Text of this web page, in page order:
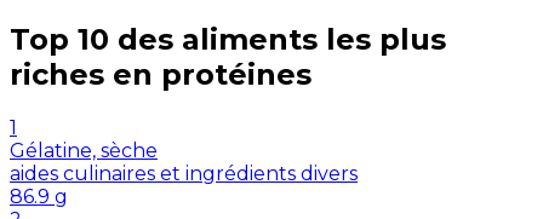
Top 10 des aliments les plus
riches en protéines
1
Gélatine, sèche
aides culinaires et ingrédients divers
86.9 g